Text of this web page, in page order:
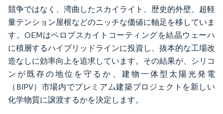
競争ではなく、湾曲したスカイライト、歴史的外壁、超軽
量テンション屋根などのニッチな価値に軸足を移していま
す。OEMはペロブスカイトコーティングを結晶ウェーハ
に積層するハイブリッドラインに投資し、抜本的な工場改
造なしに効率向上を追求しています。その結果が、シリコ
ンが既存の地位を守るか、建物一体型太陽光発電
（BIPV）市場内でプレミアム建築プロジェクトを新しい
化学物質に譲渡するかを決定します。